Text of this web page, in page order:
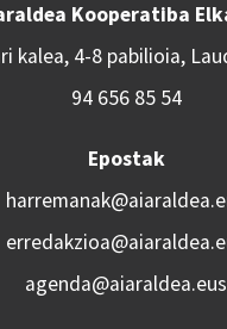
Kooperatiba
kalea, 4-8 pabilioia,
94 656 85 54
Epostak
agenda@aiaraldea.eus